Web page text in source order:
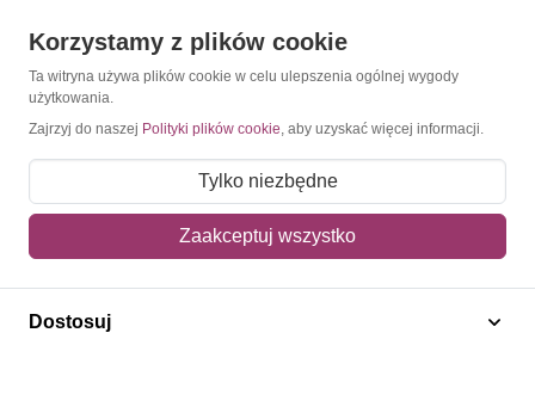
Singapur 1979 Mi 335-338 Czyste **
9,50 zł
Dodaj do koszyka
Korzystamy z plików cookie
Ta witryna używa plików cookie w celu ulepszenia ogólnej wygody
użytkowania.
Zajrzyj do naszej Polityki plików cookie, aby uzyskać więcej informacji.
Tylko niezbędne
Zaakceptuj wszystko
Dostosuj